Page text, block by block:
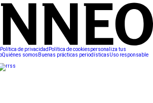
Política de privacidad Política de cookiespersonaliza tus
Quiénes somos Buenas prácticas periodísticasUso responsable